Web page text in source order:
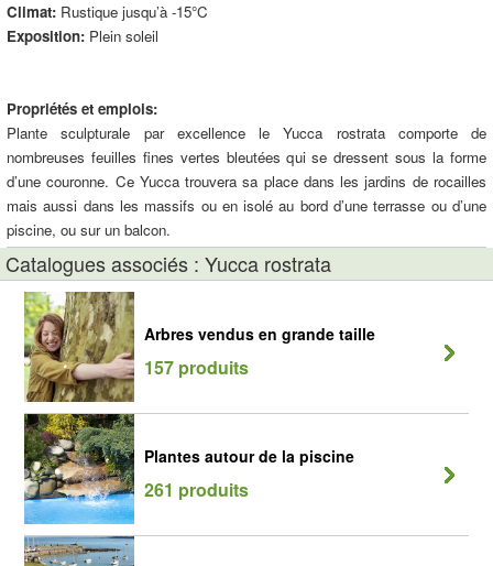
Climat: Rustique jusqu’à -15°C
Exposition: Plein soleil
Propriétés et emplois:
Plante sculpturale par excellence le Yucca rostrata comporte de
nombreuses feuilles fines vertes bleutées qui se dressent sous la forme
d’une couronne. Ce Yucca trouvera sa place dans les jardins de rocailles
mais aussi dans les massifs ou en isolé au bord d’une terrasse ou d’une
piscine, ou sur un balcon.
Catalogues associés : Yucca rostrata
Arbres vendus en grande taille
157 produits
Plantes autour de la piscine
261 produits